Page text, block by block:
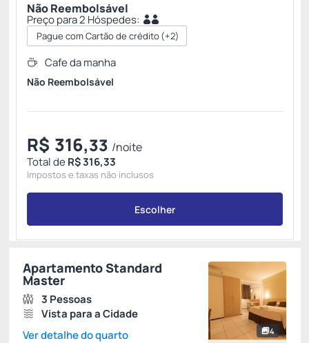
Não Reembolsável
Preço para 2 Hóspedes:
Pague com Cartão de crédito(+2)
Cafe da manha
Não Reembolsável
R$ 316,33 /noite
Total deR$ 316,33
Impostos e taxas não inclusos
Escolher
4
Apartamento Standard
Master
3 Pessoas
Vista para a Cidade
Ver detalhe do quarto